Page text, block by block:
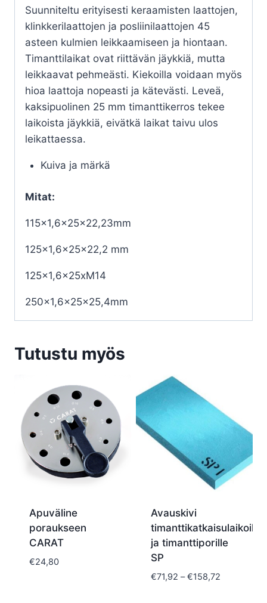
Suunniteltu erityisesti keraamisten laattojen,
klinkkerilaattojen ja posliinilaattojen 45
asteen kulmien leikkaamiseen ja hiontaan.
Timanttilaikat ovat riittävän jäykkiä, mutta
leikkaavat pehmeästi. Kiekoilla voidaan myös
hioa laattoja nopeasti ja kätevästi. Leveä,
kaksipuolinen 25 mm timanttikerros tekee
laikoista jäykkiä, eivätkä laikat taivu ulos
leikattaessa.
Kuiva ja märkä
Mitat:
115×1,6x25x22,23mm
125×1,6x25x22,2 mm
125×1,6x25xM14
250×1,6x25x25,4mm
Tutustu myös
Apuväline
poraukseen
CARAT
€24,80
Avauskivi
timanttikatkaisulaikoille
ja timanttiporille
SP
€71,92 – €158,72